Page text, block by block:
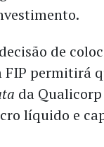
de
permitirá
da
líquido e